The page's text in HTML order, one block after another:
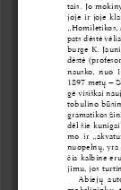
tais. Jo
joje ir joje
„Homiletikos,
pats dėstė
burge K.
dėstė
nausko, nuo
1897 metų –
gė visiškai
tobulino
gramatikos
dėl šie
mo ir
nuopelnų,
čia kalbine
jimu, jos
abiejų